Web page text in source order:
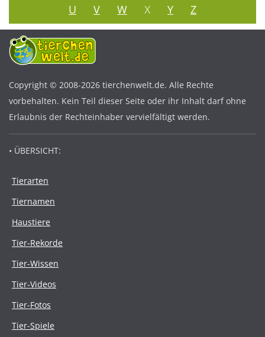
U
V W X Y Z
Copyright © 2008-2026 tierchenwelt.de. Alle Rechte
vorbehalten. Kein Teil dieser Seite oder ihr Inhalt darf ohne
Erlaubnis der Rechteinhaber vervielfältigt werden.
• ÜBERSICHT:
Tierarten
Tiernamen
Haustiere
Tier-Rekorde
Tier-Wissen
Tier-Videos
Tier-Fotos
Tier-Spiele